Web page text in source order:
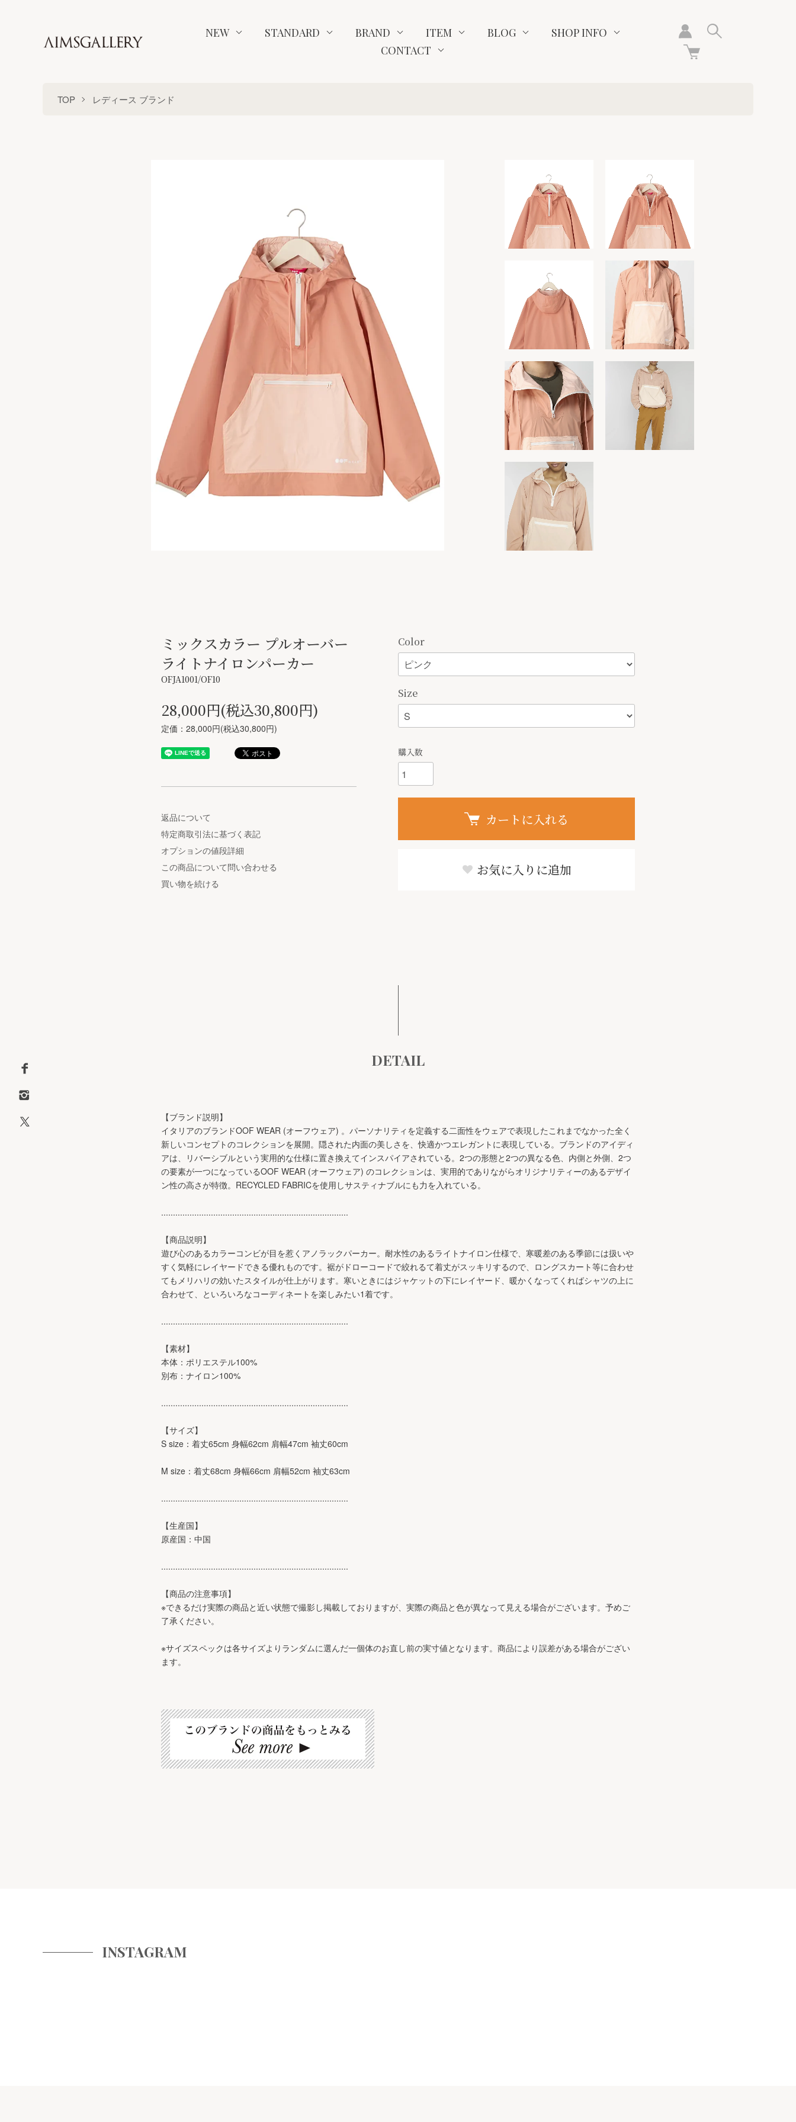
NEW STANDARD BRAND ITEM BLOG
SHOP INFO
CONTACT
TOP レディース ブランド
ミックスカラー プルオーバー
ライトナイロンパーカー
OFJA1001/OF10
28,000円(税込30,800円)
定価：28,000円(税込30,800円)
返品について
特定商取引法に基づく表記
オプションの値段詳細
この商品について問い合わせる
買い物を続ける
Color
Size
購入数
カートに入れる
お気に入りに追加
DETAIL
【ブランド説明】
イタリアのブランドOOF WEAR (オーフウェア) 。パーソナリティを定義する二面性をウェアで表現したこれまでなかった全く
新しいコンセプトのコレクションを展開。隠された内面の美しさを、快適かつエレガントに表現している。ブランドのアイディ
アは、リバーシブルという実用的な仕様に置き換えてインスパイアされている。2つの形態と2つの異なる色、内側と外側、2つ
の要素が一つになっているOOF WEAR (オーフウェア) のコレクションは、実用的でありながらオリジナリティーのあるデザイ
ン性の高さが特徴。RECYCLED FABRICを使用しサスティナブルにも力を入れている。
...............................................................................
【商品説明】
遊び心のあるカラーコンビが目を惹くアノラックパーカー。耐水性のあるライトナイロン仕様で、寒暖差のある季節には扱いや
すく気軽にレイヤードできる優れものです。裾がドローコードで絞れるて着丈がスッキリするので、ロングスカート等に合わせ
てもメリハリの効いたスタイルが仕上がります。寒いときにはジャケットの下にレイヤード、暖かくなってくればシャツの上に
合わせて、といろいろなコーディネートを楽しみたい1着です。
...............................................................................
【素材】
本体：ポリエステル100%
別布：ナイロン100%
...............................................................................
【サイズ】
S size：着丈65cm 身幅62cm 肩幅47cm 袖丈60cm
M size：着丈68cm 身幅66cm 肩幅52cm 袖丈63cm
...............................................................................
【生産国】
原産国：中国
...............................................................................
【商品の注意事項】
※できるだけ実際の商品と近い状態で撮影し掲載しておりますが、実際の商品と色が異なって見える場合がございます。予めご
了承ください。
※サイズスペックは各サイズよりランダムに選んだ一個体のお直し前の実寸値となります。商品により誤差がある場合がござい
ます。
INSTAGRAM